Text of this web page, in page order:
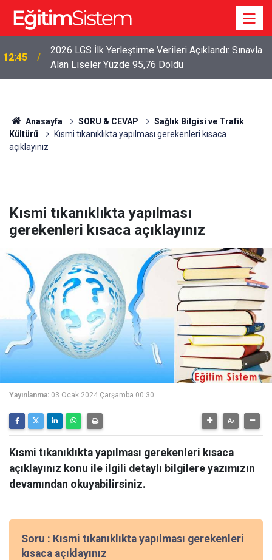
12:45
2026 LGS İlk Yerleştirme Verileri Açıklandı: Sınavla
Alan Liseler Yüzde 95,76 Doldu
Anasayfa SORU & CEVAP
Sağlık Bilgisi ve Trafik
Kültürü
Kısmi tıkanıklıkta yapılması gerekenleri kısaca
açıklayınız
Kısmi tıkanıklıkta yapılması
gerekenleri kısaca açıklayınız
Yayınlanma: 03 Ocak 2024 Çarşamba 00:30
Kısmi tıkanıklıkta yapılması gerekenleri kısaca
açıklayınız konu ile ilgili detaylı bilgilere yazımızın
devamından okuyabilirsiniz.
Soru : Kısmi tıkanıklıkta yapılması gerekenleri
kısaca açıklayınız